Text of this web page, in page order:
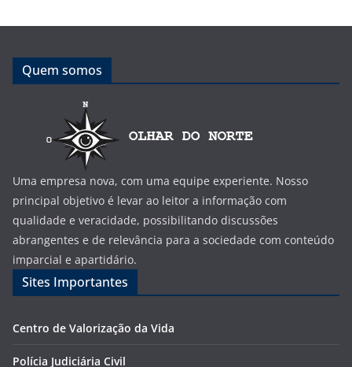
Quem somos
Uma empresa nova, com uma equipe experiente. Nosso
principal objetivo é levar ao leitor a informação com
qualidade e veracidade, possibilitando discussões
abrangentes e de relevância para a sociedade com conteúdo
imparcial e apartidário.
Sites Importantes
Centro de Valorização da Vida
Polícia Judiciária Civil